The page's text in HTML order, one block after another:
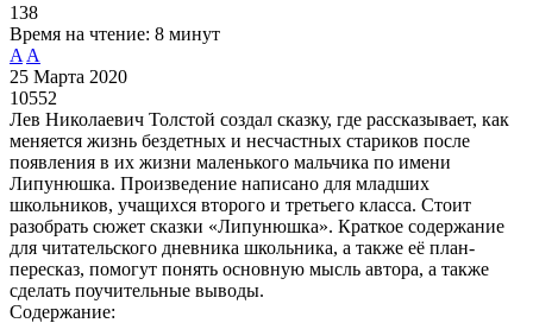
138
Время на чтение: 8 минут
A A
25 Марта 2020
10552
Лев Николаевич Толстой создал сказку, где рассказывает, как
меняется жизнь бездетных и несчастных стариков после
появления в их жизни маленького мальчика по имени
Липунюшка. Произведение написано для младших
школьников, учащихся второго и третьего класса. Стоит
разобрать сюжет сказки «Липунюшка». Краткое содержание
для читательского дневника школьника, а также её план-
пересказ, помогут понять основную мысль автора, а также
сделать поучительные выводы.
Содержание: